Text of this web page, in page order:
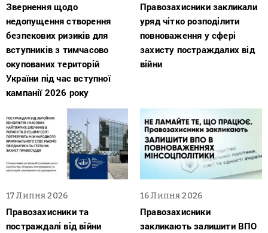
Звернення щодо
недопущення створення
безпекових ризиків для
вступників з тимчасово
окупованих територій
України під час вступної
кампанії 2026 року
Правозахисники закликали
уряд чітко розподілити
повноваження у сфері
захисту постраждалих від
війни
17 Липня 2026
Правозахисники та
постраждалі від війни
16 Липня 2026
Правозахисники
закликають залишити ВПО